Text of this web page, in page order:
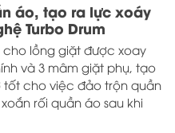
áo, tạo ra lực xoáy
Turbo Drum
cho lồng giặt được xoay
và 3 mâm giặt phụ, tạo
tốt cho việc đảo trộn quần
rối quần áo sau khi